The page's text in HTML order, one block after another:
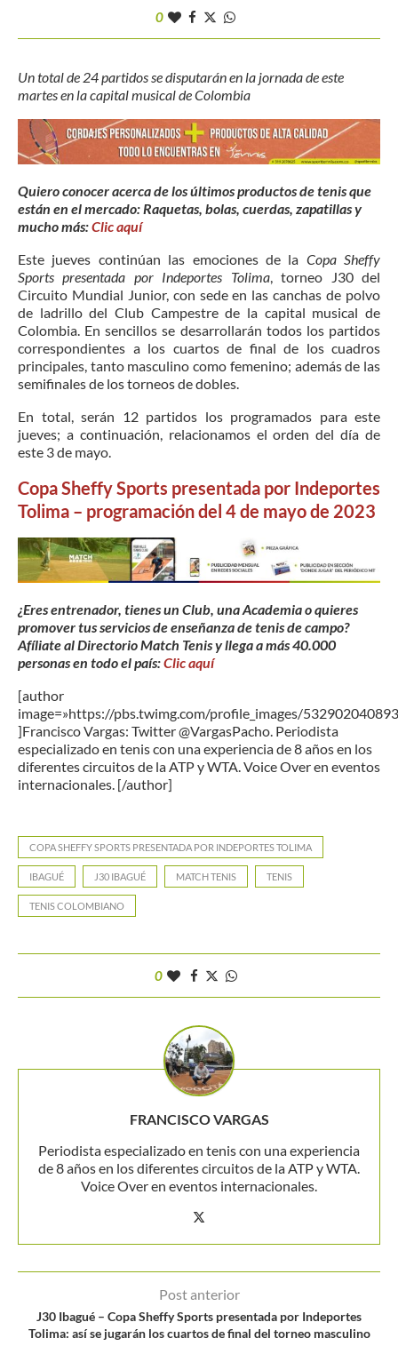
0
Un total de 24 partidos se disputarán en la jornada de este
martes en la capital musical de Colombia
Quiero conocer acerca de los últimos productos de tenis que
están en el mercado: Raquetas, bolas, cuerdas, zapatillas y
mucho más:Clic aquí
Este jueves continúan las emociones de la Copa Sheffy
Sports presentada por Indeportes Tolima, torneo J30 del
Circuito Mundial Junior, con sede en las canchas de polvo
de ladrillo del Club Campestre de la capital musical de
Colombia. En sencillos se desarrollarán todos los partidos
correspondientes a los cuartos de final de los cuadros
principales, tanto masculino como femenino; además de las
semifinales de los torneos de dobles.
En total, serán 12 partidos los programados para este
jueves; a continuación, relacionamos el orden del día de
este 3 de mayo.
Copa Sheffy Sports presentada por Indeportes
Tolima – programación del 4 de mayo de 2023
¿Eres entrenador, tienes un Club, una Academia o quieres
promover tus servicios de enseñanza de tenis de campo?
Afíliate al Directorio Match Tenis y llega a más 40.000
personas en todo el país:Clic aquí
[author
image=»https://pbs.twimg.com/profile_images/
]Francisco Vargas: Twitter @VargasPacho. Periodista
especializado en tenis con una experiencia de 8 años en los
diferentes circuitos de la ATP y WTA. Voice Over en eventos
internacionales. [/author]
COPA SHEFFY SPORTS PRESENTADA POR INDEPORTES TOLIMA
IBAGUÉ J30 IBAGUÉ MATCH TENIS TENIS
TENIS COLOMBIANO
0
FRANCISCO VARGAS
Periodista especializado en tenis con una experiencia
de 8 años en los diferentes circuitos de la ATP y WTA.
Voice Over en eventos internacionales.
Post anterior
J30 Ibagué – Copa Sheffy Sports presentada por Indeportes
Tolima: así se jugarán los cuartos de final del torneo masculino